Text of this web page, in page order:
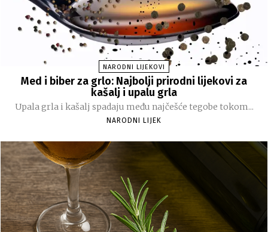
NARODNI LIJEKOVI
Med i biber za grlo: Najbolji prirodni lijekovi za
kašalj i upalu grla
Upala grla i kašalj spadaju među najčešće tegobe tokom...
NARODNI LIJEK